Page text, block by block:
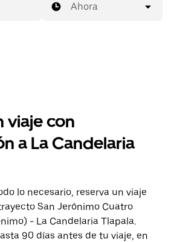
Ahora
viaje con
a La Candelaria
lo necesario, reserva un viaje
San Jerónimo Cuatro
- La Candelaria Tlapala.
90 días antes de tu viaje, en